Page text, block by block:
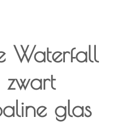
Waterfall
glas